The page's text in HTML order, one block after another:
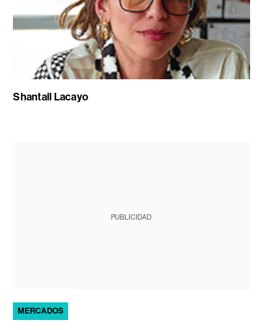
Shantall Lacayo
PUBLICIDAD
MERCADOS